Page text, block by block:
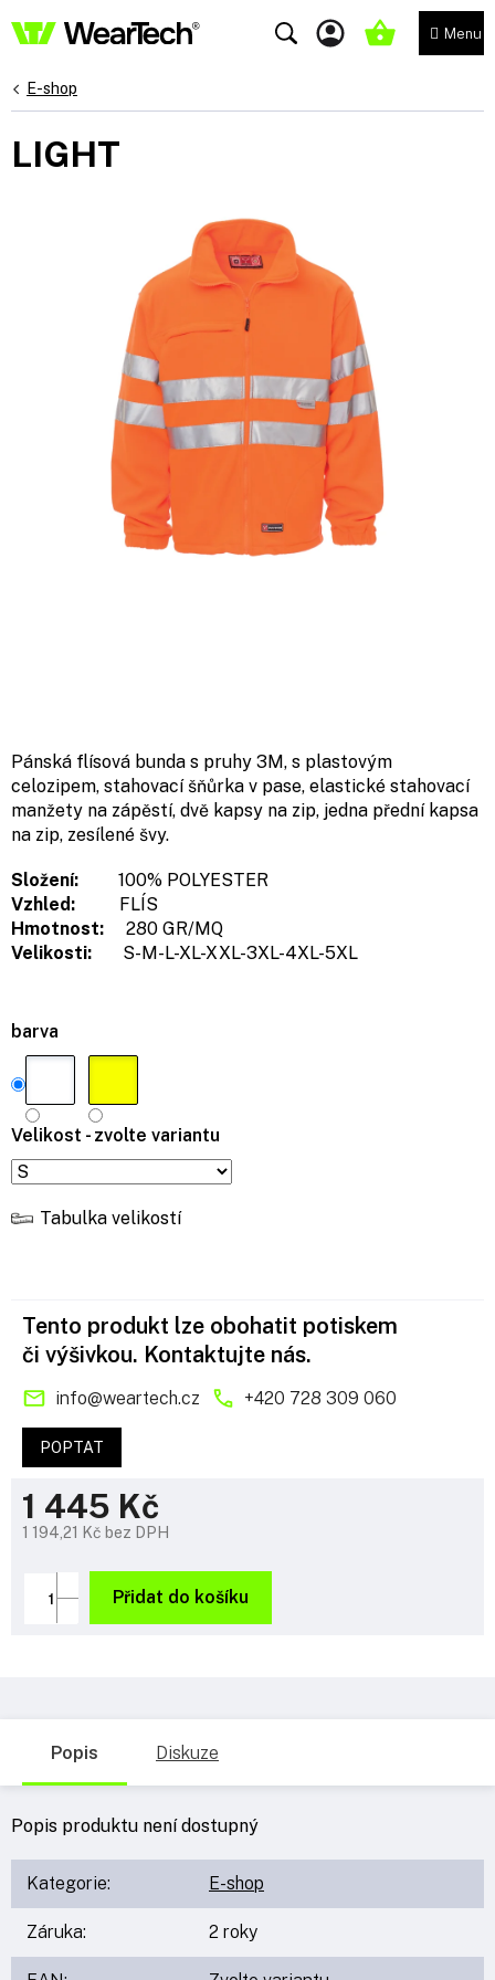
na
NÁKUPNÍ
E-shop
LIGHT
barva
Velikost - zvolte variantu
Tabulka velikostí
Pánská flísová bunda s pruhy 3M, s plastovým
celozipem, stahovací šňůrka v pase, elastické stahovací
manžety na zápěstí, dvě kapsy na zip, jedna přední kapsa
na zip, zesílené švy.
Složení:
100% POLYESTER
Vzhled:
FLÍS
Hmotnost:
280 GR/MQ
Velikosti:
S-M-L-XL-XXL-3XL-4XL-5XL
1 445 Kč
1 194,21 Kč bez DPH
cena:
Přidat do košíku
Tento produkt lze obohatit potiskem
či výšivkou. Kontaktujte nás.
info@weartech.cz +420 728 309 060
POPTAT
Popis Diskuze
Popis produktu není dostupný
Kategorie: E-shop
Záruka: 2 roky